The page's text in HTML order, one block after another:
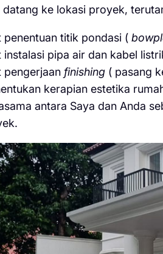
datang ke lokasi proyek,
penentuan titik pondasi (
instalasi pipa air dan kabel
pengerjaan finishing( pasang
kerapian estetika
antara Saya dan Anda